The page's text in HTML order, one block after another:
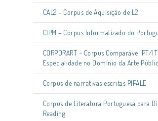
CAL2 – Corpus de Aquisição de L2
CIPM – Corpus Informatizado do
CORPORART – Corpus Comparável PT/
Especialidade no Domínio da Arte
Corpus de narrativas escritas PIPALE
Corpus de Literatura Portuguesa para
Reading